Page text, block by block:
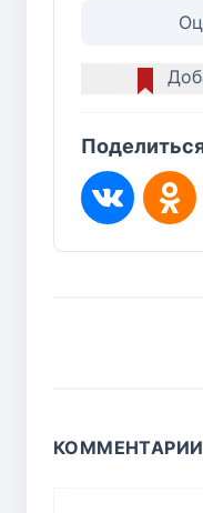
КОММЕНТАРИИ